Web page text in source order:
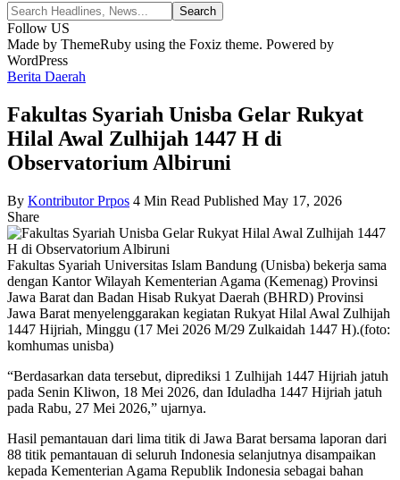
Follow US
Made by ThemeRuby using the Foxiz theme. Powered by
WordPress
Berita Daerah
Fakultas Syariah Unisba Gelar Rukyat
Hilal Awal Zulhijah 1447 H di
Observatorium Albiruni
By Kontributor Prpos 4 Min Read Published May 17, 2026
Share
Fakultas Syariah Universitas Islam Bandung (Unisba) bekerja sama
dengan Kantor Wilayah Kementerian Agama (Kemenag) Provinsi
Jawa Barat dan Badan Hisab Rukyat Daerah (BHRD) Provinsi
Jawa Barat menyelenggarakan kegiatan Rukyat Hilal Awal Zulhijah
1447 Hijriah, Minggu (17 Mei 2026 M/29 Zulkaidah 1447 H).(foto:
komhumas unisba)
“Berdasarkan data tersebut, diprediksi 1 Zulhijah 1447 Hijriah jatuh
pada Senin Kliwon, 18 Mei 2026, dan Iduladha 1447 Hijriah jatuh
pada Rabu, 27 Mei 2026,” ujarnya.
Hasil pemantauan dari lima titik di Jawa Barat bersama laporan dari
88 titik pemantauan di seluruh Indonesia selanjutnya disampaikan
kepada Kementerian Agama Republik Indonesia sebagai bahan